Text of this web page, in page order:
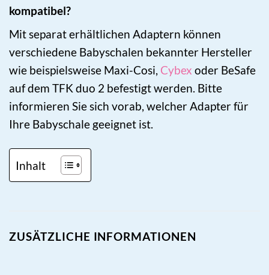
kompatibel?
Mit separat erhältlichen Adaptern können
verschiedene Babyschalen bekannter Hersteller
wie beispielsweise Maxi-Cosi, Cybex oder BeSafe
auf dem TFK duo 2 befestigt werden. Bitte
informieren Sie sich vorab, welcher Adapter für
Ihre Babyschale geeignet ist.
Inhalt
ZUSÄTZLICHE INFORMATIONEN